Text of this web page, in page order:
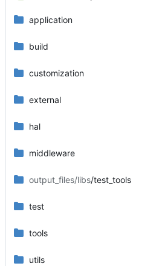
application
build
customization
external
hal
middleware
output_files/libs/test_tools
test
tools
utils